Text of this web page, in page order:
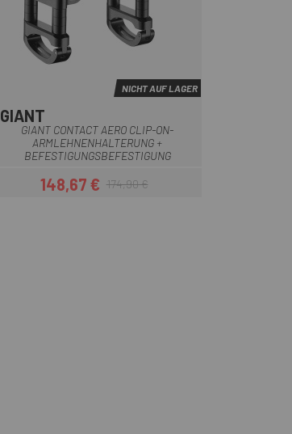
NICHT AUF LAGER
GIANT
GIANT CONTACT AERO CLIP-ON-
ARMLEHNENHALTERUNG +
BEFESTIGUNGSBEFESTIGUNG
Preis
148,67 €Regulärer Preis
174,90 €